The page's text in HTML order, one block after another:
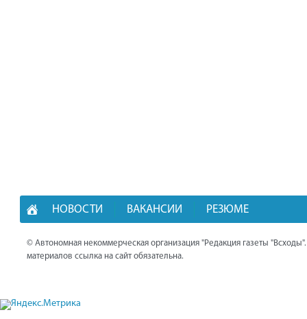
НОВОСТИ ВАКАНСИИ РЕЗЮМЕ
© Автономная некоммерческая организация "Редакция газеты
материалов ссылка на сайт обязательна.